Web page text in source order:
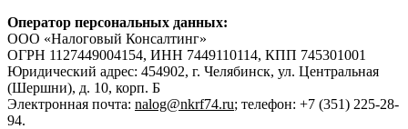
Оператор персональных данных:
ООО «Налоговый Консалтинг»
ОГРН 1127449004154, ИНН 7449110114, КПП 745301001
Юридический адрес: 454902, г. Челябинск, ул. Центральная
(Шершни), д. 10, корп. Б
Электронная почта: nalog@nkrf74.ru; телефон: +7 (351) 225-28-
94.